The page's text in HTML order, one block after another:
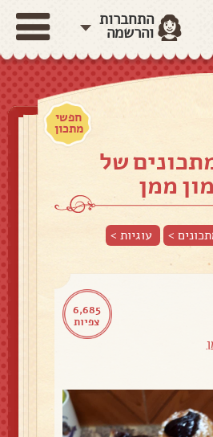
התחברות
והרשמה
חפשי
מתכון
של
ממן
> עוגיות>
6,685
צפיות